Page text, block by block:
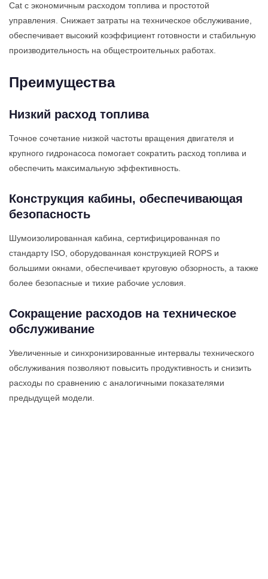
Cat с экономичным расходом топлива и простотой
управления. Снижает затраты на техническое обслуживание,
обеспечивает высокий коэффициент готовности и стабильную
производительность на общестроительных работах.
Преимущества
Низкий расход топлива
Точное сочетание низкой частоты вращения двигателя и
крупного гидронасоса помогает сократить расход топлива и
обеспечить максимальную эффективность.
Конструкция кабины, обеспечивающая
безопасность
Шумоизолированная кабина, сертифицированная по
стандарту ISO, оборудованная конструкцией ROPS и
большими окнами, обеспечивает круговую обзорность, а также
более безопасные и тихие рабочие условия.
Сокращение расходов на техническое
обслуживание
Увеличенные и синхронизированные интервалы технического
обслуживания позволяют повысить продуктивность и снизить
расходы по сравнению с аналогичными показателями
предыдущей модели.